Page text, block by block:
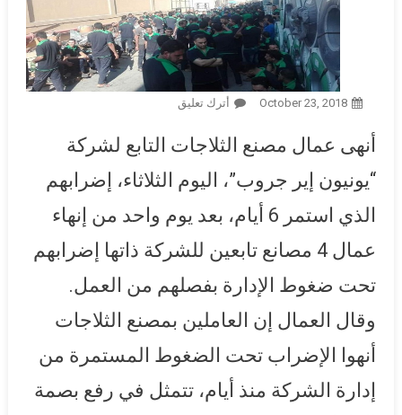
October 23, 2018 أترك تعليق
ضغوط وتهديد من الإدارة..
أنهى عمال مصنع الثلاجات التابع لشركة
“يونيون إير جروب”، اليوم الثلاثاء، إضرابهم
الذي استمر 6 أيام، بعد يوم واحد من إنهاء
عمال 4 مصانع تابعين للشركة ذاتها إضرابهم
تحت ضغوط الإدارة بفصلهم من العمل.
وقال العمال إن العاملين بمصنع الثلاجات
أنهوا الإضراب تحت الضغوط المستمرة من
إدارة الشركة منذ أيام، تتمثل في رفع بصمة